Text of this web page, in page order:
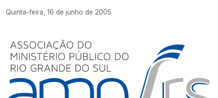
Quinta-feira, 16 de junho de 2005